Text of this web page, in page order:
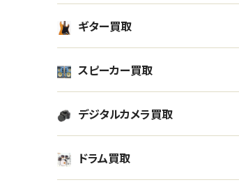
買取金額 ¥105,000
ギター買取
スピーカー買取
デジタルカメラ買取
ドラム買取